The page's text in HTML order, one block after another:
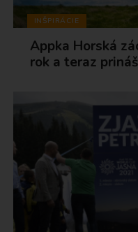
INŠPIRÁCIE
Appka Horská
rok a teraz